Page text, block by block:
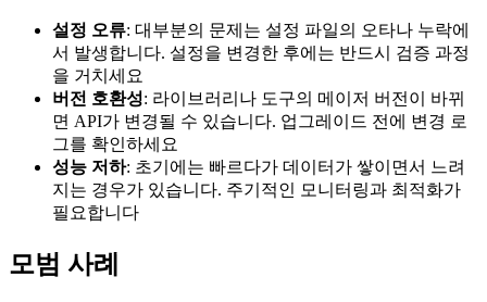
설정 오류: 대부분의 문제는 설정 파일의 오타나 누락에
서 발생합니다. 설정을 변경한 후에는 반드시 검증 과정
을 거치세요
버전 호환성: 라이브러리나 도구의 메이저 버전이 바뀌
면 API가 변경될 수 있습니다. 업그레이드 전에 변경 로
그를 확인하세요
성능 저하: 초기에는 빠르다가 데이터가 쌓이면서 느려
지는 경우가 있습니다. 주기적인 모니터링과 최적화가
필요합니다
모범 사례